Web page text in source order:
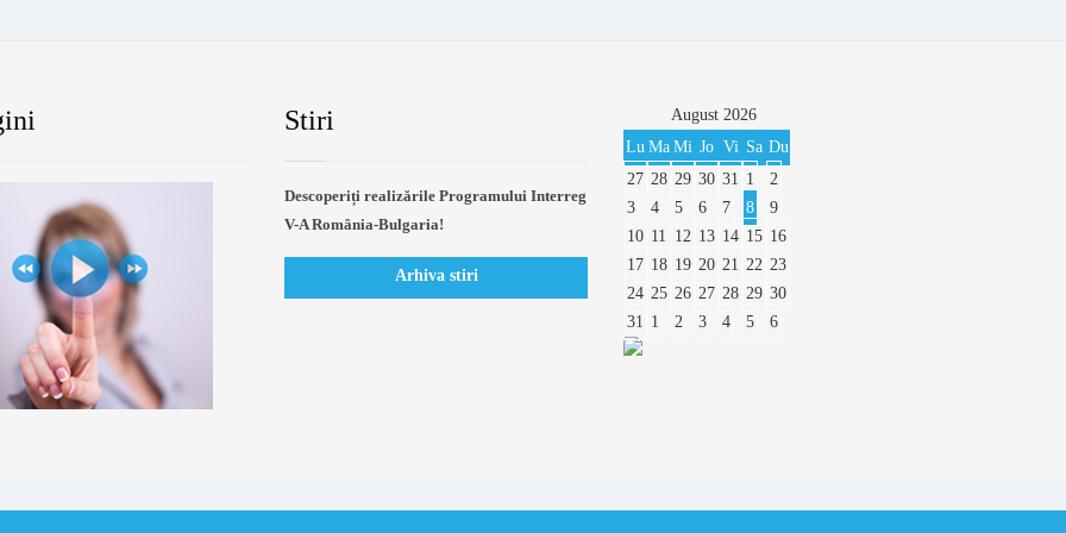
Stiri
Descoperiți realizările Programului Interreg
V-A România-Bulgaria!
Arhiva stiri
August 2026
Lu Ma Mi Jo Vi Sa Du
27 28 29 30 31 1
2
3
4 5 6 7 8
9
10 11 12 13 14 15 16
17 18 19 20 21 22 23
24 25 26 27 28 29 30
31 1 2 3 4 5 6